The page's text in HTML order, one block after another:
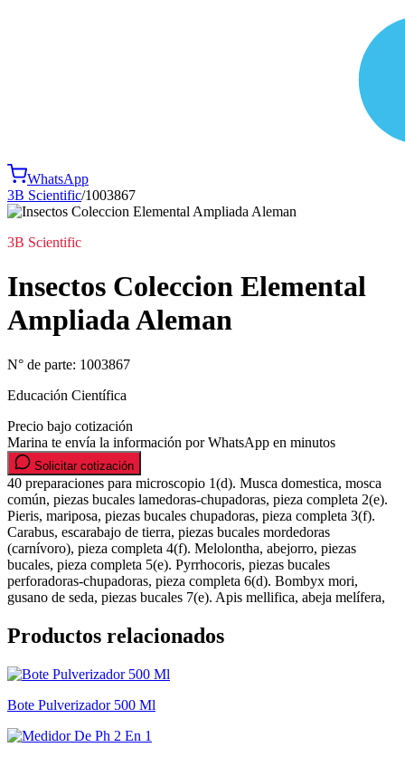
WhatsApp
3B Scientific/1003867
3B Scientific
Insectos Coleccion Elemental
Ampliada Aleman
N° de parte: 1003867
Educación Científica
Precio bajo cotización
Marina te envía la información por WhatsApp en minutos
Solicitar cotización
40 preparaciones para microscopio 1(d). Musca domestica, mosca
común, piezas bucales lamedoras-chupadoras, pieza completa 2(e).
Pieris, mariposa, piezas bucales chupadoras, pieza completa 3(f).
Carabus, escarabajo de tierra, piezas bucales mordedoras
(carnívoro), pieza completa 4(f). Melolontha, abejorro, piezas
bucales, pieza completa 5(e). Pyrrhocoris, piezas bucales
perforadoras-chupadoras, pieza completa 6(d). Bombyx mori,
gusano de seda, piezas bucales 7(e). Apis mellifica, abeja melífera,
Productos relacionados
Bote Pulverizador 500 Ml